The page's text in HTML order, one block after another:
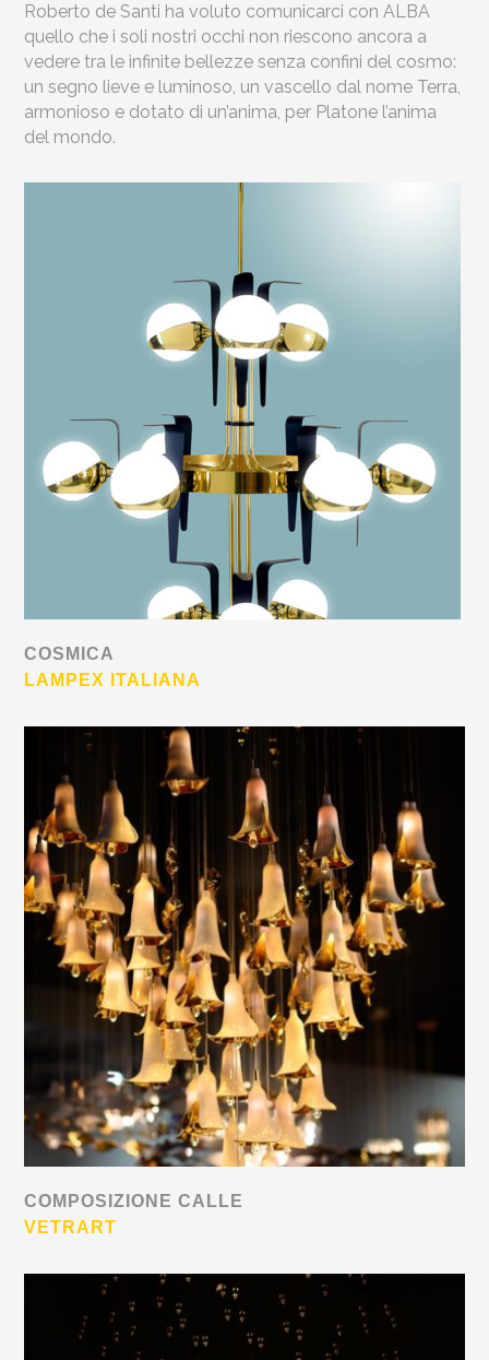
Roberto de Santi ha voluto comunicarci con ALBA
quello che i soli nostri occhi non riescono ancora a
vedere tra le infinite bellezze senza confini del cosmo:
un segno lieve e luminoso, un vascello dal nome Terra,
armonioso e dotato di un’anima, per Platone l’anima
del mondo.
COSMICA
LAMPEX ITALIANA
COMPOSIZIONE CALLE
VETRART